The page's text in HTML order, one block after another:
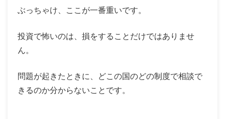
ぶっちゃけ、ここが一番重いです。
投資で怖いのは、損をすることだけではありませ
ん。
問題が起きたときに、どこの国のどの制度で相談で
きるのか分からないことです。